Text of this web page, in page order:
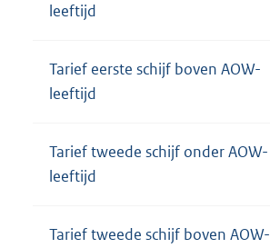
leeftijd
Tarief eerste schijf boven AOW-
leeftijd
Tarief tweede schijf onder AOW-
leeftijd
Tarief tweede schijf boven AOW-